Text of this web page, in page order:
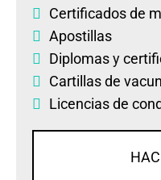
Certificados de
Apostillas
Diplomasy
Cartillas de
Licencias de